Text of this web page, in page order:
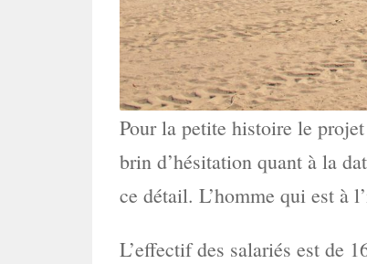
Pour la petite histoire le
brin d’hésitation quant à la
ce détail. L’homme qui est à
L’effectif des salariés est de